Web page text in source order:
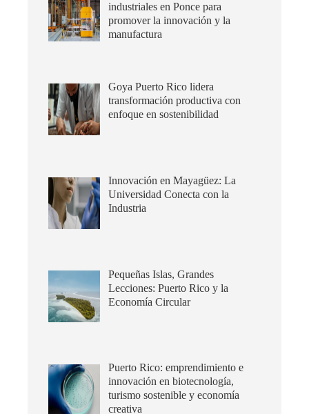
industriales en Ponce para
promover la innovación y la
manufactura
Goya Puerto Rico lidera
transformación productiva con
enfoque en sostenibilidad
Innovación en Mayagüez: La
Universidad Conecta con la
Industria
Pequeñas Islas, Grandes
Lecciones: Puerto Rico y la
Economía Circular
Puerto Rico: emprendimiento e
innovación en biotecnología,
turismo sostenible y economía
creativa